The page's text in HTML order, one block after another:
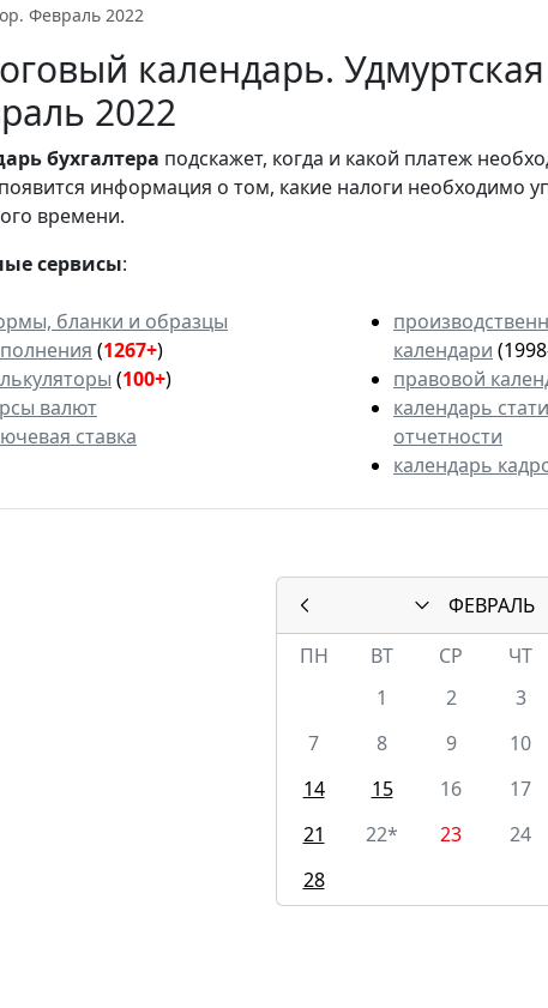
Февраль 2022
календарь.
2022
бухгалтера подскажет, когда и какой платеж
информация о том, какие налоги необходимо
времени.
сервисы:
бланки и образцы
(1267+)
(100+)
валют
ставка
календари
правовой
календарь
отчетности
календарь
ФЕВРАЛЬ
ПН
ВТ СР ЧТ
1
2 3
7
8 9 10
14
15 16 17
21
22* 23 24
28